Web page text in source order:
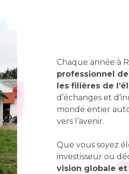
Chaque année à
professionnel
les filières de
d’échanges et
monde entier
vers l’avenir.
Que vous soyez
investisseur ou
vision globale